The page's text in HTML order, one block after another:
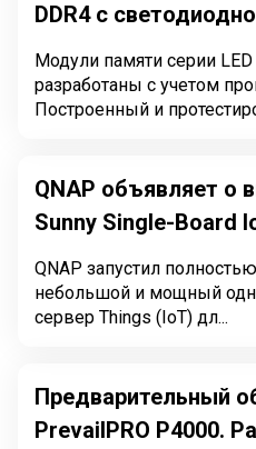
DDR4 c
Модули памяти серии
разработаны с учетом
Построенный и
QNAP объявляет о
Sunny Single-Board
QNAP запустил
небольшой и мощный
сервер Things (IoT) дл...
Предварительный
PrevailPRO P4000.